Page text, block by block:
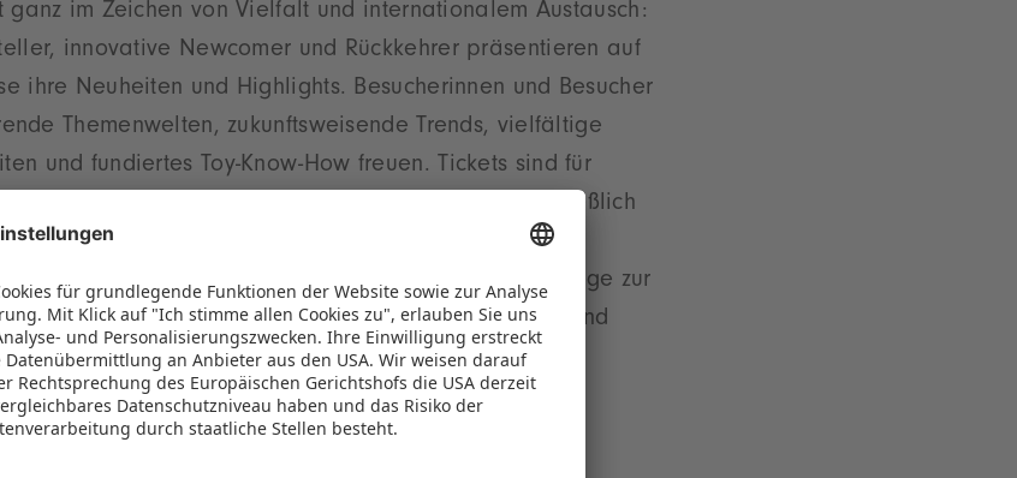
ganz im Zeichen von Vielfalt und internationalem Austausch:
innovative Newcomer und Rückkehrer präsentieren auf
ihre Neuheiten und Highlights. Besucherinnen und Besucher
Themenwelten, zukunftsweisende Trends, vielfältige
und fundiertes Toy-Know-How freuen. Tickets sind für
Fachbesucher mit entsprechendem Nachweis ausschließlich
möglich. Das E-Ticket berechtigt während der Messetage zur
öffentlichen Nahverkehrs im gesamten VGN-Gebiet und
An- und Abreise.
anreisen